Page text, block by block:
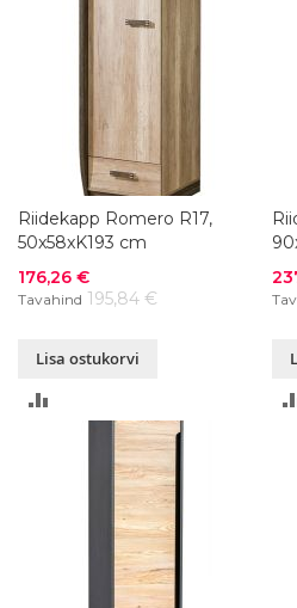
Riidekapp Romero R17,
50x58xK193 cm
Soodushind
176,26 €
Tavahind 195,84 €
Lisa ostukorvi
VÕRDLUSESSE